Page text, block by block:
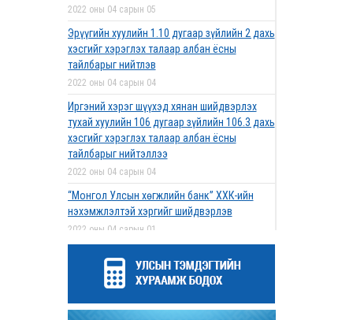
2022 оны 04 сарын 05
Эрүүгийн хуулийн 1.10 дугаар зүйлийн 2 дахь
хэсгийг хэрэглэх талаар албан ёсны
тайлбарыг нийтлэв
2022 оны 04 сарын 04
Иргэний хэрэг шүүхэд хянан шийдвэрлэх
тухай хуулийн 106 дугаар зүйлийн 106.3 дахь
хэсгийг хэрэглэх талаар албан ёсны
тайлбарыг нийтэллээ
2022 оны 04 сарын 04
“Монгол Улсын хөгжлийн банк” ХХК-ийн
нэхэмжлэлтэй хэргийг шийдвэрлэв
2022 оны 04 сарын 01
2022 оны 03 сарын 31
Нээлттэй ажлын байрны зар